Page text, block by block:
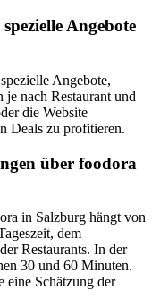
Angebote
Angebote,
je nach Restaurant und
die Website
Deals zu profitieren.
über foodora
in Salzburg hängt von
dem
Restaurants. In der
30 und 60 Minuten.
eine Schätzung der